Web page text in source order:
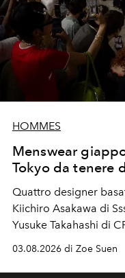
HOMMES
Menswear
Tokyo da tenere
Quattro designer
Kiichiro Asakawa di
Yusuke Takahashi di
estetici che hanno
03.08.2026 di Zoe Suen